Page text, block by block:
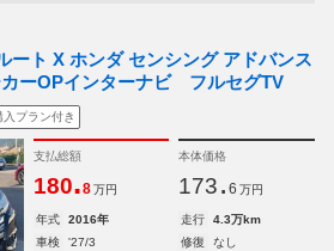
ート X ホンダ センシング アドバンス
カーOPインターナビ フルセグTV
入プラン付き
支払総額
180.8 万円
本体価格
173. 6 万円
年式 2016年 走行
4.3万km
車検
'27/3 修復
なし